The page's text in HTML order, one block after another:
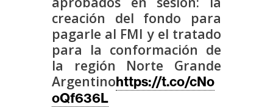
creación del fondo para
pagarle al FMI y el tratado
para la conformación de
la región Norte Grande
Argentinohttps://t.co/cNo
oQf636L